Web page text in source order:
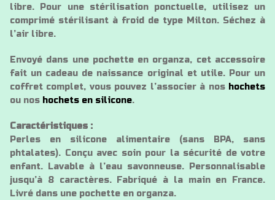
libre. Pour une stérilisation ponctuelle, utilisez un
comprimé stérilisant à froid de type Milton. Séchez à
l’air libre.
Envoyé dans une pochette en organza, cet accessoire
fait un cadeau de naissance original et utile. Pour un
coffret complet, vous pouvez l’associer à nos hochets
ou nos hochets en silicone.
Caractéristiques :
Perles en silicone alimentaire (sans BPA, sans
phtalates). Conçu avec soin pour la sécurité de votre
enfant. Lavable à l’eau savonneuse. Personnalisable
jusqu’à 8 caractères. Fabriqué à la main en France.
Livré dans une pochette en organza.